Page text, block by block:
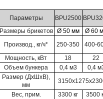
Параметры BPU2500
Размеры брикетов Ø 50 мм
Ø 60
Производ., кг/ч*
250-350
400-
Мощность, кВт
18
22
Объем бункера
0,4 м3
0,4
Размер (ДхШхВ),
мм
Вес, прим.
3300 кг
3500